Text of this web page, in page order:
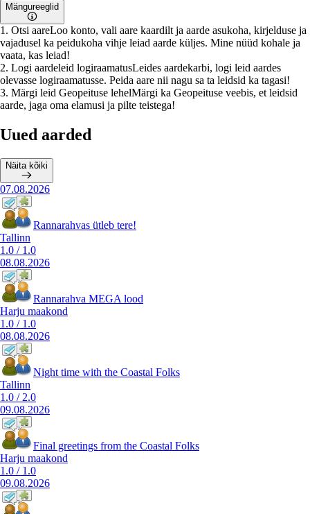
Mängureeglid
1 . Otsi aareLoo konto, vali aare kaardilt ja aarde asukoha, kirjelduse ja
vajadusel ka peidukoha vihje leiad aarde küljes. Mine nüüd kohale ja
vaata, kas leiad!
2. Logi aardeleid logiraamatusLeides aardekarbi, logi leid aardes
olevasse logiraamatusse. Peida aare nii nagu sa ta leidsid ka tagasi!
3. Märgi leid Geopeituse lehelMärgi ka Geopeituse veebis, et leidsid
aarde, jaga oma elamusi ja pilte teistega!
Uued aarded
Näita kõiki
07.08.2026
Rannarahvas ütleb tere!
Tallinn
1.0 / 1.0
08.08.2026
Rannarahva MEGA lood
Harju maakond
1.0 / 1.0
08.08.2026
Night time with the Coastal Folks
Tallinn
1.0 / 2.0
09.08.2026
Final greetings from the Coastal Folks
Harju maakond
1.0 / 1.0
09.08.2026